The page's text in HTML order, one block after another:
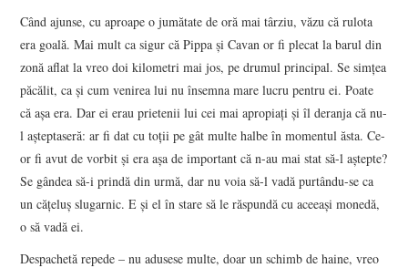
Când ajunse, cu aproape o jumătate de oră mai târziu, văzu că rulota
era goală. Mai mult ca sigur că Pippa și Cavan or fi plecat la barul din
zonă aflat la vreo doi kilometri mai jos, pe drumul principal. Se simțea
păcălit, ca și cum venirea lui nu însemna mare lucru pentru ei. Poate
că așa era. Dar ei erau prietenii lui cei mai apropiați și îl deranja că nu-
l așteptaseră: ar fi dat cu toții pe gât multe halbe în momentul ăsta. Ce-
or fi avut de vorbit și era așa de important că n-au mai stat să-l aștepte?
Se gândea să-i prindă din urmă, dar nu voia să-l vadă purtându-se ca
un cățeluș slugarnic. E și el în stare să le răspundă cu aceeași monedă,
o să vadă ei.
Despachetă repede – nu adusese multe, doar un schimb de haine, vreo